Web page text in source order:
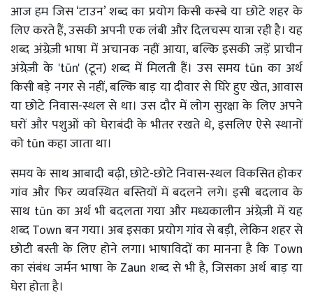
आज हम जिस ‘टाउन’ शब्द का प्रयोग किसी कस्बे या छोटे शहर के
लिए करते हैं, उसकी अपनी एक लंबी और दिलचस्प यात्रा रही है। यह
शब्द अंग्रेज़ी भाषा में अचानक नहीं आया, बल्कि इसकी जड़ें प्राचीन
अंग्रेज़ी के 'tūn' (टून) शब्द में मिलती हैं। उस समय tūn का अर्थ
किसी बड़े नगर से नहीं, बल्कि बाड़ या दीवार से घिरे हुए खेत, आवास
या छोटे निवास-स्थल से था। उस दौर में लोग सुरक्षा के लिए अपने
घरों और पशुओं को घेराबंदी के भीतर रखते थे, इसलिए ऐसे स्थानों
को tūn कहा जाता था।
समय के साथ आबादी बढ़ी, छोटे-छोटे निवास-स्थल विकसित होकर
गांव और फिर व्यवस्थित बस्तियों में बदलने लगे। इसी बदलाव के
साथ tūn का अर्थ भी बदलता गया और मध्यकालीन अंग्रेज़ी में यह
शब्द Town बन गया। अब इसका प्रयोग गांव से बड़ी, लेकिन शहर से
छोटी बस्ती के लिए होने लगा। भाषाविदों का मानना है कि Town
का संबंध जर्मन भाषा के Zaun शब्द से भी है, जिसका अर्थ बाड़ या
घेरा होता है।